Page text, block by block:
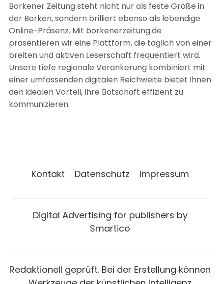
Borkener Zeitung steht nicht nur als feste Größe in
der Borken, sondern brilliert ebenso als lebendige
Online-Präsenz. Mit borkenerzeitung.de
präsentieren wir eine Plattform, die täglich von einer
breiten und aktiven Leserschaft frequentiert wird.
Unsere tiefe regionale Verankerung kombiniert mit
einer umfassenden digitalen Reichweite bietet Ihnen
den idealen Vorteil, Ihre Botschaft effizient zu
kommunizieren.
Kontakt Datenschutz Impressum
Digital Advertising for publishers by
Smartico
Redaktionell geprüft. Bei der Erstellung können